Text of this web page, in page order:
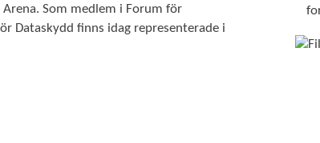
Som medlem i Forum för
Dataskydd finns idag representerade i